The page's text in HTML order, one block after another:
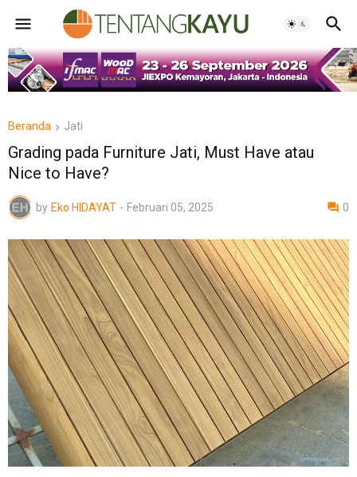
Beranda Jati
Grading pada Furniture Jati, Must Have atau
Nice to Have?
by Eko HIDAYAT - Februari 05, 2025 0